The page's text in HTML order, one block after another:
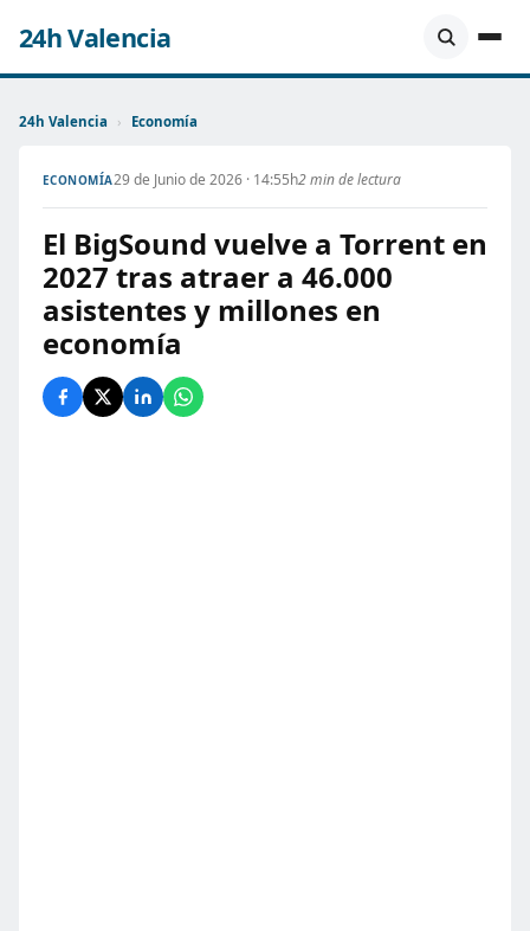
24h Valencia
24h Valencia › Economía
ECONOMÍA29 de Junio de 2026 · 14:55h2 min de lectura
El BigSound vuelve a Torrent en
2027 tras atraer a 46.000
asistentes y millones en
economía